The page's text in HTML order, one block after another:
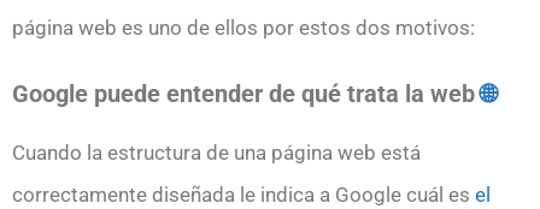
página web es uno de ellos por estos dos motivos:
Google puede entender de qué trata la web🌐
Cuando la estructura de una página web está
correctamente diseñada le indica a Google cuál es el